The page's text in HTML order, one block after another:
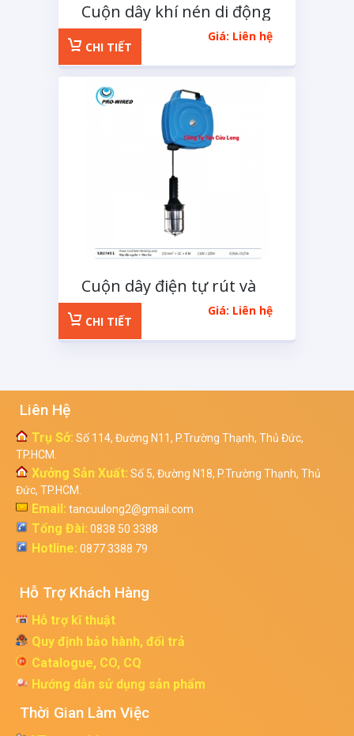
Cuộn dây khí nén di động
HR-200H
Giá: Liên hệ
CHI TIẾT
Cuộn dây điện tự rút và
đèn soi XB250EL
Giá: Liên hệ
CHI TIẾT
Liên Hệ
Trụ Sở: Số 114, Đường N11, P.Trường Thạnh, Thủ Đức,
TP.HCM.
Xưởng Sản Xuất: Số 5, Đường N18, P.Trường Thạnh, Thủ
Đức, TP.HCM.
Email: tancuulong2@gmail.com
Tổng Đài: 0838 50 3388
Hotline: 0877 3388 79
Hỗ Trợ Khách Hàng
Hỗ trợ kĩ thuật
Quy định bảo hành, đổi trả
Catalogue, CO, CQ
Hướng dẫn sử dụng sản phẩm
Thời Gian Làm Việc